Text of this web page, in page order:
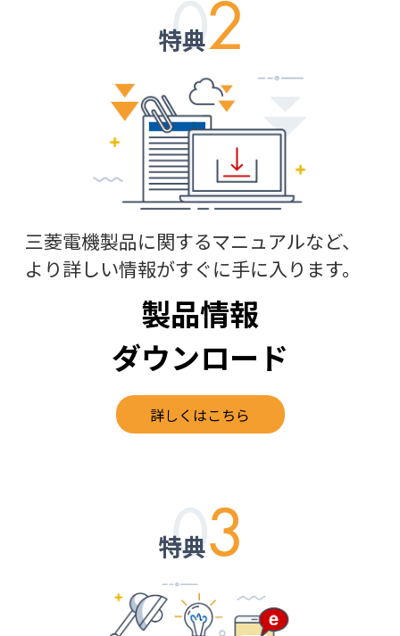
特典
三菱電機製品に関するマニュアルなど、
より詳しい情報がすぐに手に入ります。
製品情報
ダウンロード
詳しくはこちら
特典